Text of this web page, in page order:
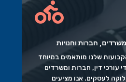

חברות וחנויות
שלנו מותאמים במיוחד
עורכי דין, חברות ומשרדים
לעסקים. אנו מציעים